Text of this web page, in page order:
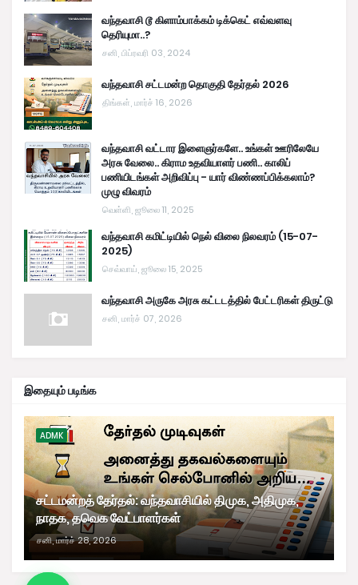
வந்தவாசி டூ கிளாம்பாக்கம் டிக்கெட் எவ்வளவு
தெரியுமா..?
சனி, பிப்ரவரி 03, 2024
வந்தவாசி சட்டமன்ற தொகுதி தேர்தல் 2026
திங்கள், மார்ச் 16, 2026
வந்தவாசி வட்டார இளைஞர்களே.. உங்கள் ஊரிலேயே
அரசு வேலை.. கிராம உதவியாளர் பணி.. காலிப்
பணியிடங்கள் அறிவிப்பு - யார் விண்ணப்பிக்கலாம்?
முழு விவரம்
வெள்ளி, ஜூலை 11, 2025
வந்தவாசி கமிட்டியில் நெல் விலை நிலவரம் (15-07-
2025)
செவ்வாய், ஜூலை 15, 2025
வந்தவாசி அருகே அரசு கட்டடத்தில் பேட்டரிகள் திருட்டு
சனி, மார்ச் 07, 2026
இதையும் படிங்க
ADMK
சட்டமன்றத் தேர்தல்: வந்தவாசியில் திமுக, அதிமுக,
நாதக, தவெக வேட்பாளர்கள்
சனி, மார்ச் 28, 2026